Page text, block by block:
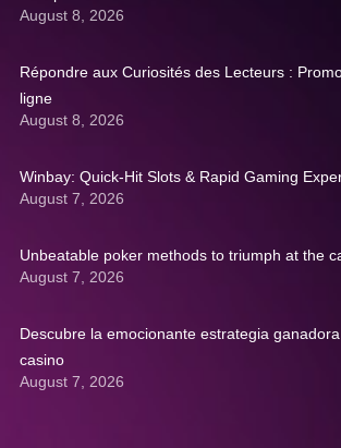
August 8, 2026
Répondre aux Curiosités des Lecteurs :
ligne
August 8, 2026
Winbay: Quick‑Hit Slots & Rapid Gaming
August 7, 2026
Unbeatable poker methods to triumph at the
August 7, 2026
Descubre la emocionante estrategia
casino
August 7, 2026